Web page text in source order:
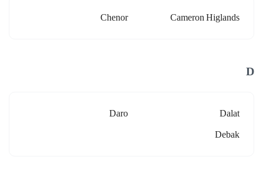
Cameron Higlands
Chenor
D
Dalat
Daro
Debak